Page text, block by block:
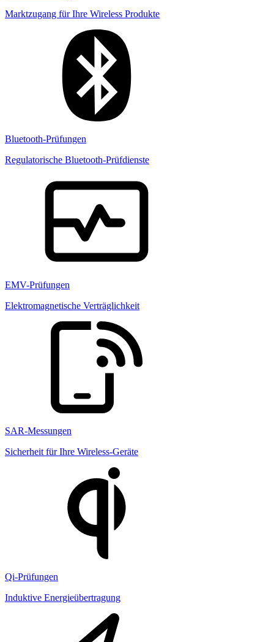
Marktzugang für Ihre Wireless Produkte
Bluetooth-Prüfungen
Regulatorische Bluetooth-Prüfdienste
EMV-Prüfungen
Elektromagnetische Verträglichkeit
SAR-Messungen
Sicherheit für Ihre Wireless-Geräte
Qi-Prüfungen
Induktive Energieübertragung